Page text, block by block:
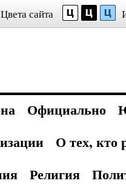
Цвета сайта
Официально
О тех, кто
Религия